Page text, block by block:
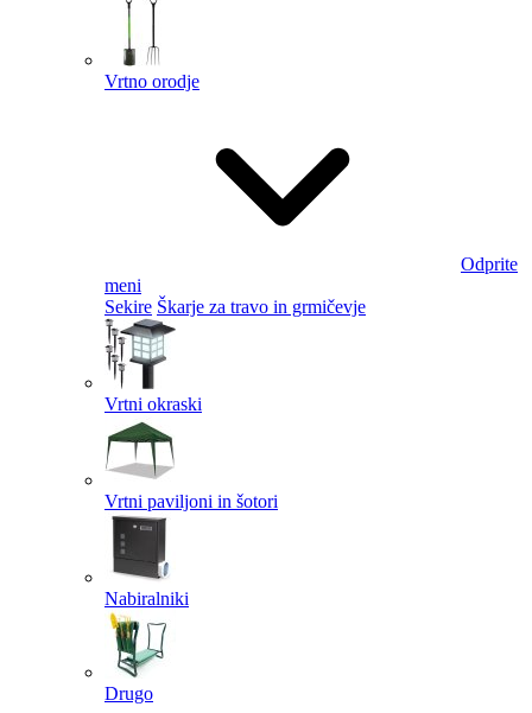
Vrtno orodje
Odprite
meni
Sekire Škarje za travo in grmičevje
Vrtni okraski
Vrtni paviljoni in šotori
Nabiralniki
Drugo